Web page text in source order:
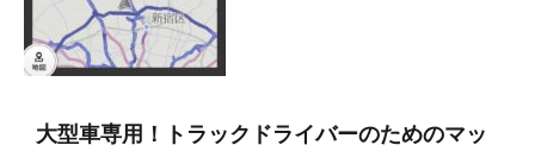
大型車専用！トラックドライバーのためのマッ